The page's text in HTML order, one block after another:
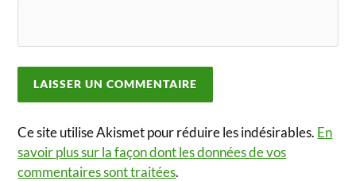
Ce site utilise Akismet pour réduire les indésirables. En
savoir plus sur la façon dont les données de vos
commentaires sont traitées.